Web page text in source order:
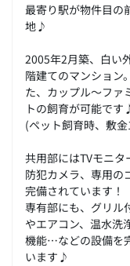
最寄り駅が物件目の
地♪
2005年2月築、白い
階建てのマンション
た、カップル～ファ
トの飼育が可能です
(ペット飼育時、敷
共用部にはTVモニタ
防犯カメラ、専用の
完備されています！
専有部にも、グリル
やエアコン、温水洗
機能…などの設備を
います♪